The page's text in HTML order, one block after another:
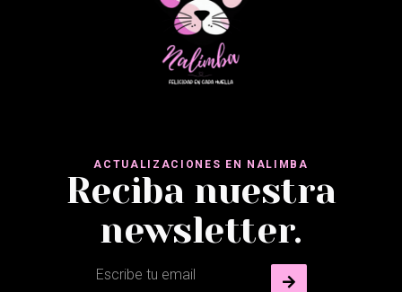
ACTUALIZACIONES EN NALIMBA
Reciba nuestra
newsletter.